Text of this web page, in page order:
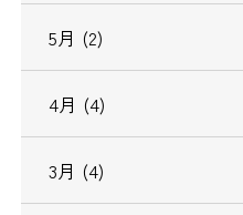
5月 (2)
4月 (4)
3月 (4)